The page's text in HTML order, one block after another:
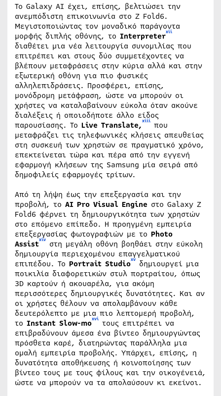
Το Galaxy AI έχει, επίσης, βελτιώσει την
ανεμπόδιστη επικοινωνία στο Z Fold6.
Μεγιστοποιώντας τον μοναδικό παράγοντα
μορφής διπλής οθόνης, το Interpreterxii
διαθέτει μια νέα λειτουργία συνομιλίας που
επιτρέπει και στους δύο συμμετέχοντες να
βλέπουν μεταφράσεις στην κύρια αλλά και στην
εξωτερική οθόνη για πιο φυσικές
αλληλεπιδράσεις. Προσφέρει, επίσης,
μονόδρομη μετάφραση, ώστε να μπορούν οι
χρήστες να καταλαβαίνουν εύκολα όταν ακούνε
διαλέξεις ή οποιοδήποτε άλλο είδος
παρουσίασης. Το Live Translate,xiii που
μεταφράζει τις τηλεφωνικές κλήσεις απευθείας
στη συσκευή των χρηστών σε πραγματικό χρόνο,
επεκτείνεται τώρα και πέρα από την εγγενή
εφαρμογή κλήσεων της Samsung μία σειρά από
δημοφιλείς εφαρμογές τρίτων.
Από τη λήψη έως την επεξεργασία και την
προβολή, το ΑΙ Pro Visual Engine στο Galaxy Z
Fold6 φέρνει τη δημιουργικότητα των χρηστών
στο επόμενο επίπεδο. Η προηγμένη εμπειρία
επεξεργασίας φωτογραφιών με το Photo
Assistxiv
στη μεγάλη οθόνη βοηθάει στην εύκολη
δημιουργία περιεχομένου επαγγελματικού
επιπέδου. Το Portrait Studioxv
δημιουργεί μια
ποικιλία διαφορετικών στυλ πορτραίτου, όπως
3D καρτούν ή ακουαρέλα, για ακόμη
περισσότερες δημιουργικές δυνατότητες. Και αν
οι χρήστες θέλουν να απολαμβάνουν κάθε
δευτερόλεπτο με μια πιο λεπτομερή προβολή,
το Instant Slow-moxvi τους επιτρέπει να
επιβραδύνουν άμεσα ένα βίντεο δημιουργώντας
πρόσθετα καρέ, διατηρώντας παράλληλα μια
ομαλή εμπειρία προβολής. Υπάρχει, επίσης, η
δυνατότητα αποθήκευσης ή κοινοποίησης των
βίντεο τους με τους φίλους και την οικογένειά,
ώστε να μπορούν να τα απολαύσουν κι εκείνοι.